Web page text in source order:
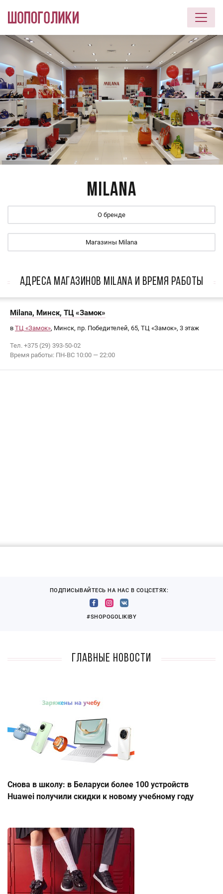
Перейти к основному содержанию
Milana
О бренде
Магазины Milana
АДРЕСА МАГАЗИНОВ Milana И ВРЕМЯ РАБОТЫ
Milana, Минск, ТЦ «Замок»
в ТЦ «Замок», Минск, пр. Победителей, 65, ТЦ «Замок», 3 этаж
Тел. +375 (29) 393-50-02
Время работы: ПН-ВС 10:00 — 22:00
ПОДПИСЫВАЙТЕСЬ НА НАС В СОЦСЕТЯХ:
#SHOPOGOLIKIBY
Главные новости
Снова в школу: в Беларуси более 100 устройств
Huawei получили скидки к новому учебному году